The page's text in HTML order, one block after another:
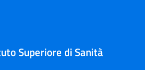
Superiore di Sanità